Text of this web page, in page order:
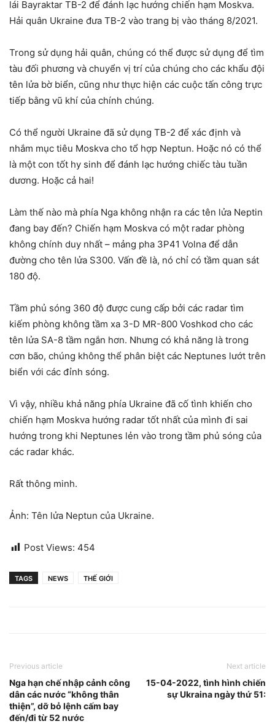
lái Bayraktar TB-2 để đánh lạc hướng chiến hạm Moskva.
Hải quân Ukraine đưa TB-2 vào trang bị vào tháng 8/2021.
Trong sử dụng hải quân, chúng có thể được sử dụng để tìm
tàu ​​đối phương và chuyển vị trí của chúng cho các khẩu đội
tên lửa bờ biển, cũng như thực hiện các cuộc tấn công trực
tiếp bằng vũ khí của chính chúng.
Có thể người Ukraine đã sử dụng TB-2 để xác định và
nhắm mục tiêu Moskva cho tổ hợp Neptun. Hoặc nó có thể
là một con tốt hy sinh để đánh lạc hướng chiếc tàu tuần
dương. Hoặc cả hai!
Làm thế nào mà phía Nga không nhận ra các tên lửa Neptin
đang bay đến? Chiến hạm Moskva có một radar phòng
không chính duy nhất – mảng pha 3P41 Volna để dẫn
đường cho tên lửa S300. Vấn đề là, nó chỉ có tầm quan sát
180 độ.
Tầm phủ sóng 360 độ được cung cấp bởi các radar tìm
kiếm phòng không tầm xa 3-D MR-800 Voshkod cho các
tên lửa SA-8 tầm ngắn hơn. Nhưng có khả năng là trong
cơn bão, chúng không thể phân biệt các Neptunes lướt trên
biển với các đỉnh sóng.
Vì vậy, nhiều khả năng phía Ukraine đã cố tình khiến cho
chiến hạm Moskva hướng radar tốt nhất của mình đi sai
hướng trong khi Neptunes lẻn vào trong tầm phủ sóng của
các radar khác.
Rất thông minh.
Ảnh: Tên lửa Neptun của Ukraine.
Post Views: 454
TAGS NEWS THẾ GIỚI
Previous article
Nga hạn chế nhập cảnh công
dân các nước “không thân
thiện”, dỡ bỏ lệnh cấm bay
đến/đi từ 52 nước
Next article
15-04-2022, tình hình chiến
sự Ukraina ngày thứ 51: